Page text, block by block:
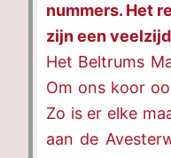
nummers. Het
zijn een
Het Beltrums
Om ons koor
Zo is er elke
aan de